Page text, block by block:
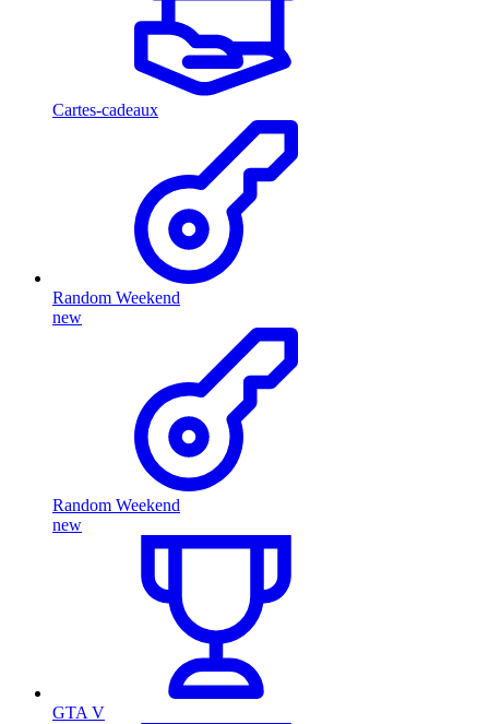
Cartes-cadeaux
Random Weekend
new
Random Weekend
new
GTA V